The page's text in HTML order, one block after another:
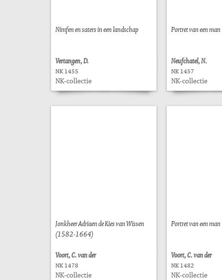
Nimfen en saters in een landschap
Vertangen, D.
NK 1455
NK-collectie
Portret van een man
Neufchatel, N.
NK 1457
NK-collectie
Jonkheer Adriaen de Kies van Wissen
(1582-1664)
Voort, C. van der
NK 1478
NK-collectie
Portret van een man
Voort, C. van der
NK 1482
NK-collectie